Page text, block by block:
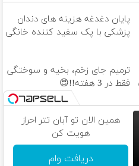
پایان دغدغه هزینه های دندان
پزشکی با پک سفید کننده خانگی
ترمیم جای زخم، بخیه و سوختگی
فقط در 3 هفته!!😍
همین الان تو آبان تتر احراز
هویت کن
دریافت وام